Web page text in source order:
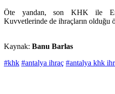
Öte yandan, son KHK ile
Kuvvetlerinde de ihraçların olduğu
Kaynak: Banu Barlas
#khk #antalya ihraç #antalya khk